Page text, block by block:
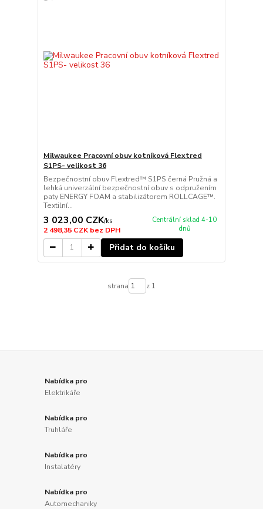
Milwaukee Pracovní obuv kotníková Flextred
S1PS- velikost 36
Bezpečnostní obuv Flextred™ S1PS černá Pružná a
lehká univerzální bezpečnostní obuv s odpružením
paty ENERGY FOAM a stabilizátorem ROLLCAGE™.
Textilní...
3 023,00 CZK/ks
2 498,35 CZKbez DPH
Centrální sklad 4-10
dnů
Přidat do košíku
strana z 1
Nabídka pro
Elektrikáře
Nabídka pro
Truhláře
Nabídka pro
Instalatéry
Nabídka pro
Automechaniky